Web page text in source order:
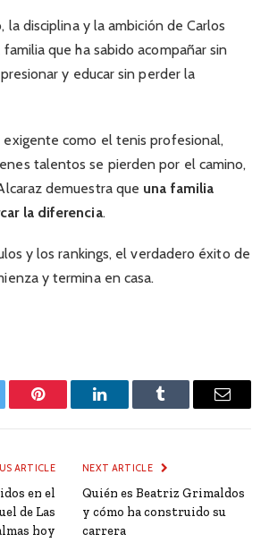
disciplina y la ambición de Carlos
que ha sabido acompañar sin
y educar sin perder la
como el tenis profesional,
talentos se pierden por el camino,
demuestra que una familia
la diferencia.
y los rankings, el verdadero éxito de
y termina en casa.
Pinterest LinkedInTumblr Email
ARTICLE
en el
de Las
hoy
NEXT ARTICLE
Quién es Beatriz Grimaldos
y cómo ha construido su
carrera